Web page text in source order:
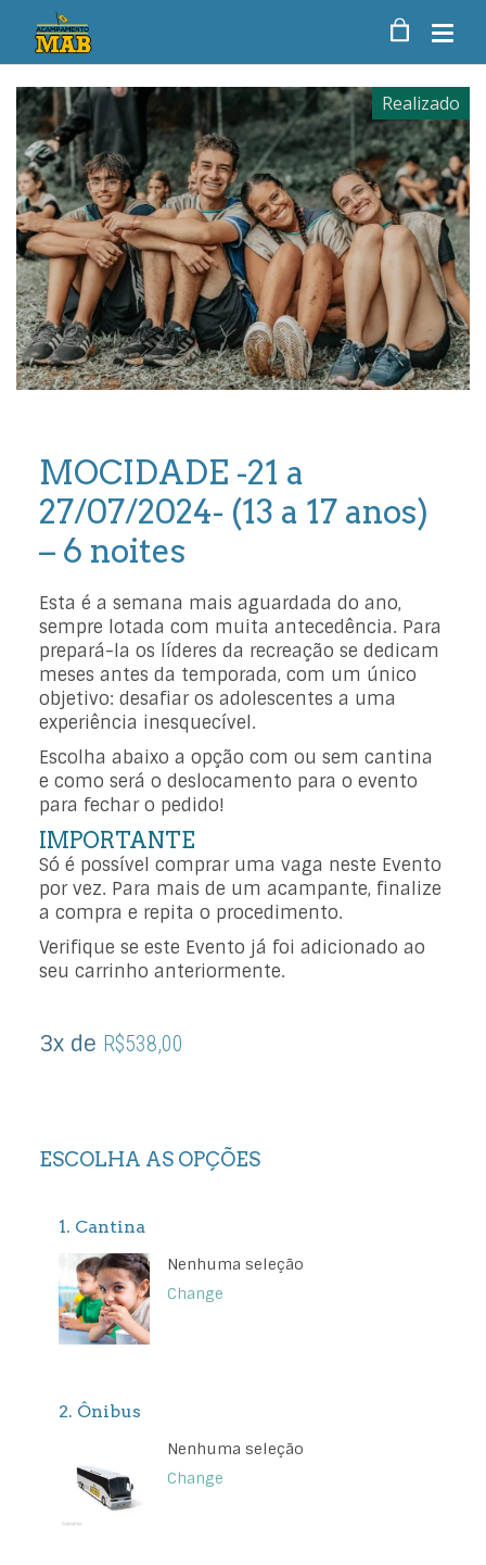
Realizado
MOCIDADE -21 a
27/07/2024- (13 a 17 anos)
– 6 noites
Esta é a semana mais aguardada do ano,
sempre lotada com muita antecedência. Para
prepará-la os líderes da recreação se dedicam
meses antes da temporada, com um único
objetivo: desafiar os adolescentes a uma
experiência inesquecível.
Escolha abaixo a opção com ou sem cantina
e como será o deslocamento para o evento
para fechar o pedido!
IMPORTANTE
Só é possível comprar uma vaga neste Evento
por vez. Para mais de um acampante, finalize
a compra e repita o procedimento.
Verifique se este Evento já foi adicionado ao
seu carrinho anteriormente.
3x de R$538,00
1 Cantina
Nenhuma seleção
Change
2 Ônibus
Nenhuma seleção
Change